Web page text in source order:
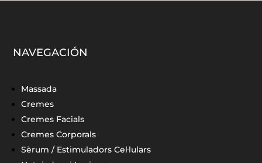
NAVEGACIÓN
Massada
Cremes
Cremes Facials
Cremes Corporals
Sèrum / Estimuladors Cel·lulars